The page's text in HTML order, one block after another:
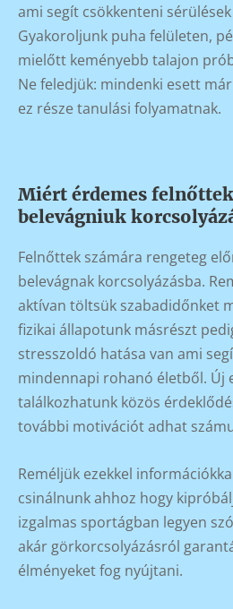
ami segít csökkenteni
Gyakoroljunk puha felületen,
mielőtt keményebb talajon
Ne feledjük: mindenki esett
ez része tanulási folyamatnak.
Miért érdemes
belevágniuk
Felnőttek számára rengeteg
belevágnak korcsolyázásba.
aktívan töltsük szabadidőnket
fizikai állapotunk másrészt
stresszoldó hatása van ami
mindennapi rohanó életből. Új
találkozhatunk közös
további motivációt adhat
Reméljük ezekkel
csinálnunk ahhoz hogy
izgalmas sportágban legyen
akár görkorcsolyázásról
élményeket fog nyújtani.